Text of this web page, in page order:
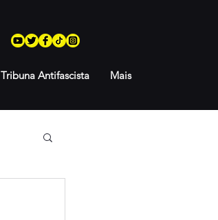
Tribuna Antifascista Mais